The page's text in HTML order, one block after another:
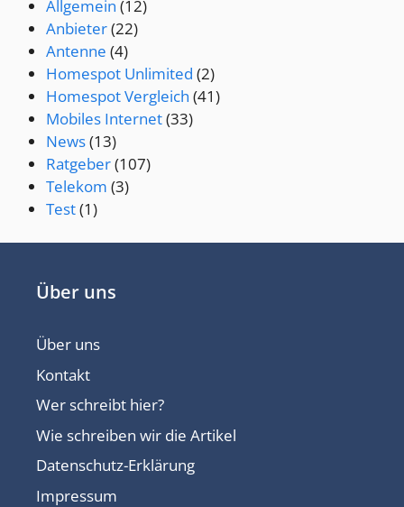
Allgemein (12)
Anbieter(22)
Antenne (4)
Homespot Unlimited (2)
Homespot Vergleich (41)
Mobiles Internet(33)
News(13)
Ratgeber(107)
Telekom (3)
Test(1)
Über uns
Über uns
Kontakt
Wer schreibt hier?
Wie schreiben wir die Artikel
Datenschutz-Erklärung
Impressum